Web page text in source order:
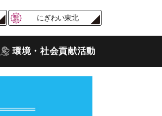
にぎわい東北
環境・社会貢献活動